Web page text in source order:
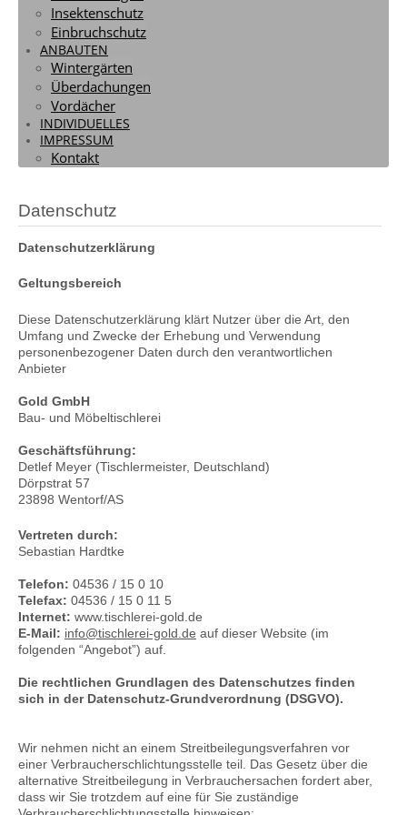
Anbauten
Wintergärten / Überdachung / Vordächer
Insektenschutz
Einbruchschutz
ANBAUTEN
Wintergärten
Überdachungen
Vordächer
INDIVIDUELLES
IMPRESSUM
Kontakt
Datenschutz
Datenschutzerklärung
Geltungsbereich
Diese Datenschutzerklärung klärt Nutzer über die Art, den
Umfang und Zwecke der Erhebung und Verwendung
personenbezogener Daten durch den verantwortlichen
Anbieter
Gold GmbH
Bau- und Möbeltischlerei
Geschäftsführung:
Detlef Meyer (Tischlermeister, Deutschland)
Dörpstrat 57
23898 Wentorf/AS
Vertreten durch:
Sebastian Hardtke
Telefon: 04536 / 15 0 10
Telefax: 04536 / 15 0 11 5
Internet: www.tischlerei-gold.de
E-Mail: info@tischlerei-gold.de auf dieser Website (im
folgenden “Angebot”) auf.
Die rechtlichen Grundlagen des Datenschutzes finden
sich in der Datenschutz-Grundverordnung (DSGVO).
Wir nehmen nicht an einem Streitbeilegungsverfahren vor
einer Verbraucherschlichtungsstelle teil. Das Gesetz über die
alternative Streitbeilegung in Verbrauchersachen fordert aber,
dass wir Sie trotzdem auf eine für Sie zuständige